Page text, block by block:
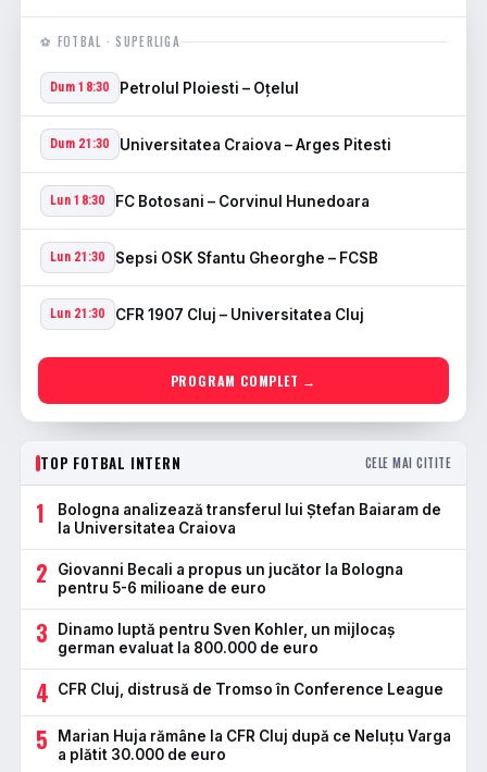
⚽ FOTBAL · SUPERLIGA
Dum 18:30 Petrolul Ploiesti – Oţelul
Dum 21:30 Universitatea Craiova – Arges Pitesti
Lun 18:30 FC Botosani – Corvinul Hunedoara
Lun 21:30 Sepsi OSK Sfantu Gheorghe – FCSB
Lun 21:30 CFR 1907 Cluj – Universitatea Cluj
PROGRAM COMPLET →
TOP FOTBAL INTERN CELE MAI CITITE
1
Bologna analizează transferul lui Ștefan Baiaram de
la Universitatea Craiova
2
Giovanni Becali a propus un jucător la Bologna
pentru 5-6 milioane de euro
3
Dinamo luptă pentru Sven Kohler, un mijlocaș
german evaluat la 800.000 de euro
4 CFR Cluj, distrusă de Tromso în Conference League
5
Marian Huja rămâne la CFR Cluj după ce Neluțu Varga
a plătit 30.000 de euro